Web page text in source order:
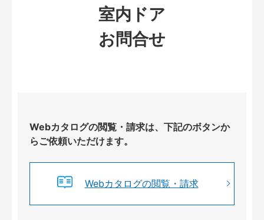
室内ドア
お問合せ
Webカタログの閲覧・請求は、下記のボタンか
らご依頼いただけます。
Webカタログの閲覧・請求